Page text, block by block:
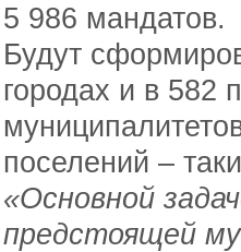
5 986 мандатов.
Будут
городах и в 582
поселений –
«Основной
предстоящей